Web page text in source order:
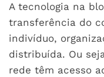
A tecnologia na
transferência do
indivíduo,
distribuída. Ou
rede têm acesso